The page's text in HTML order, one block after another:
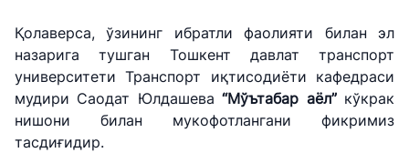
02-00
+998 (71) 237-
99-98
47-09
"Тошшаҳартрансхизмат"
АЖ
"Ўзавтовокзал
сервис" МЧЖ
Автомобил
йўллари
қўмитаси
Қолаверса, ўзининг ибратли фаолияти билан эл
назарига тушган Тошкент давлат транспорт
университети Транспорт иқтисодиёти кафедраси
мудири Саодат Юлдашева“Мўътабар аёл”кўкрак
нишони билан мукофотлангани фикримиз
тасдиғидир.